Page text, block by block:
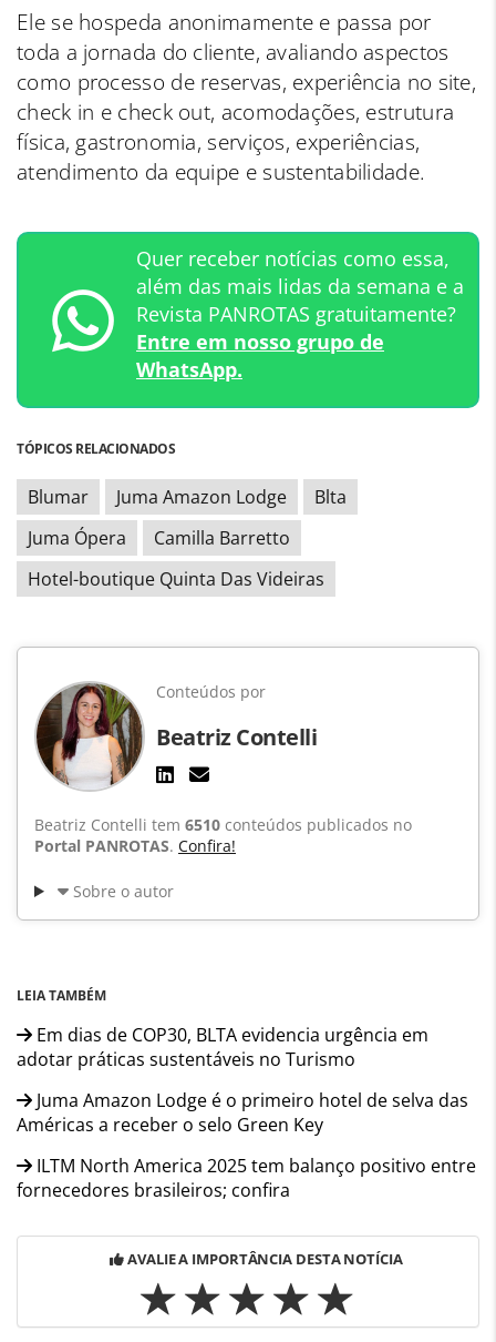
Ele se hospeda anonimamente e passa por
toda a jornada do cliente, avaliando aspectos
como processo de reservas, experiência no site,
check in e check out, acomodações, estrutura
física, gastronomia, serviços, experiências,
atendimento da equipe e sustentabilidade.
Quer receber notícias como essa,
além das mais lidas da semana e a
Revista PANROTAS gratuitamente?
Entre em nosso grupo de
WhatsApp.
TÓPICOS RELACIONADOS
Blumar Juma Amazon Lodge
Blta
Juma Ópera
Camilla Barretto
Hotel-boutique Quinta Das Videiras
Conteúdos por
Beatriz Contelli
Beatriz Contelli tem 6510 conteúdos publicados no
Portal PANROTAS. Confira!
Sobre o autor
LEIA TAMBÉM
Em dias de COP30, BLTA evidencia urgência em
adotar práticas sustentáveis no Turismo
Juma Amazon Lodge é o primeiro hotel de selva das
Américas a receber o selo Green Key
ILTM North America 2025 tem balanço positivo entre
fornecedores brasileiros; confira
AVALIE A IMPORTÂNCIA DESTA NOTÍCIA